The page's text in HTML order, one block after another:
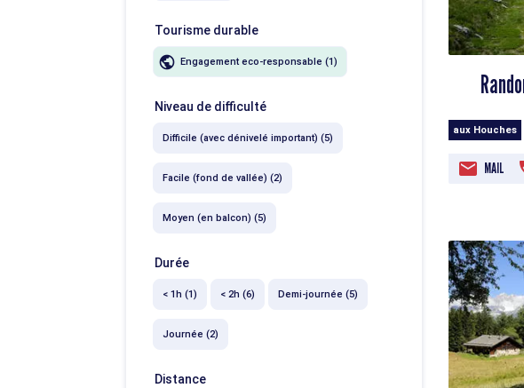
Tourisme durable
Engagement eco-responsable (1)
Niveau de difficulté
Difficile (avec dénivelé important) (5)
Facile (fond de vallée) (2)
Moyen (en balcon) (5)
Durée
< 1h (1) < 2h (6) Demi-journée (5)
Journée (2)
Distance
aux Houches
MAIL